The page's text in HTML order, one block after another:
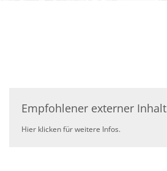
Empfohlener externer Inhalt
Hier klicken für weitere Infos.